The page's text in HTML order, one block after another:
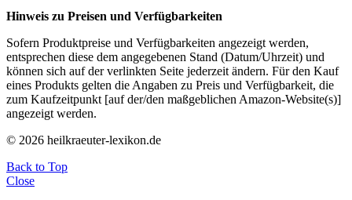
Hinweis zu Preisen und Verfügbarkeiten
Sofern Produktpreise und Verfügbarkeiten angezeigt werden,
entsprechen diese dem angegebenen Stand (Datum/Uhrzeit) und
können sich auf der verlinkten Seite jederzeit ändern. Für den Kauf
eines Produkts gelten die Angaben zu Preis und Verfügbarkeit, die
zum Kaufzeitpunkt [auf der/den maßgeblichen Amazon-Website(s)]
angezeigt werden.
© 2026 heilkraeuter-lexikon.de
Back to Top
Close